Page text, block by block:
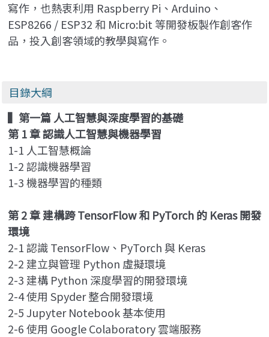
寫作，也熱衷利用 Raspberry Pi、Arduino、
ESP8266 / ESP32 和 Micro:bit 等開發板製作創客作
品，投入創客領域的教學與寫作。
目錄大綱
▍ 第一篇 人工智慧與深度學習的基礎
第 1 章 認識人工智慧與機器學習
1-1 人工智慧概論
1-2 認識機器學習
1-3 機器學習的種類
第 2 章 建構跨 TensorFlow 和 PyTorch 的 Keras 開發
環境
2-1 認識 TensorFlow、PyTorch 與 Keras
2-2 建立與管理 Python 虛擬環境
2-3 建構 Python 深度學習的開發環境
2-4 使用 Spyder 整合開發環境
2-5 Jupyter Notebook 基本使用
2-6 使用 Google Colaboratory 雲端服務